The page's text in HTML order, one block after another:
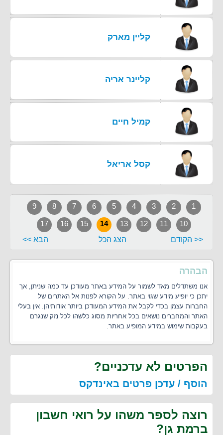
קליין מארק
קליינר אריה
קמיל חיים
קסל אריאל
1
2
3
4
5
6
7
8
9
10
11
12
13
14
15
16
17
<< הקודם
הבא >> הצג הכל
הבהרה
אנו משתדלים מאד לשמור על המידע באתר מעודכן עד כמה שניתן, אך
יתכן כי יופיע מידע שגוי באתר. על הקורא לפנות אל האתרים של
החברות עצמן בכדי לקבל את המידע המעודכן ביותר אודותיהן. אין בעלי
האתר והמחברים נושאים בכל אחריות מסוג כלשהו לכל נזק שנגרם
בעקבות שימוש במידע המופיע באתר.
הפרטים לא עדכניים?
הוסף / עדכן פרטים באינדקס
רוצה לספר משהו על רואי חשבון
ברמת גן?